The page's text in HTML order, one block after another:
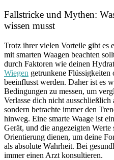
Fallstricke und Mythen:
wissen musst
Trotz ihrer vielen Vorteile gibt es
mit smarten Waagen beachten
durch Faktoren wie deinen
Wiegen getrunkene Flüssigkeiten
beeinflusst werden. Daher ist es
Bedingungen zu messen, um
Verlasse dich nicht ausschließlich
sondern betrachte immer den
hinweg. Eine smarte Waage ist
Gerät, und die angezeigten
Orientierung dienen, um deine
als absolute Wahrheit. Bei
immer einen Arzt konsultieren.